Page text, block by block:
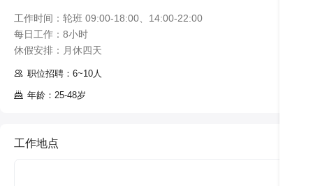
工作时间：轮班 09:00-18:00、14:00-22:00
每日工作：8小时
休假安排：月休四天
职位招聘：6~10人
年龄：25-48岁
工作地点